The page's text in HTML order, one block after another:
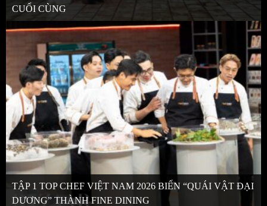
CUỐI CÙNG
TẬP 1 TOP CHEF VIỆT NAM 2026 BIẾN “QUÁI VẬT ĐẠI
DƯƠNG” THÀNH FINE DINING